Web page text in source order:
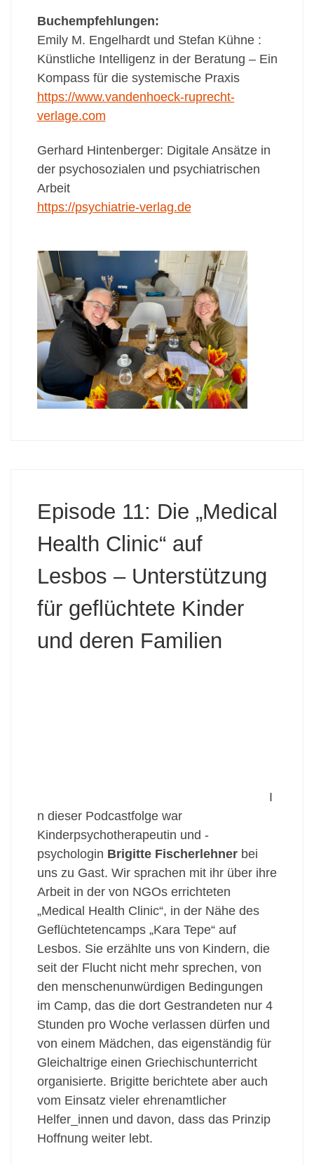
Buchempfehlungen:
Emily M. Engelhardt und Stefan Kühne :
Künstliche Intelligenz in der Beratung – Ein
Kompass für die systemische Praxis
https://www.vandenhoeck-ruprecht-
verlage.com
Gerhard Hintenberger: Digitale Ansätze in
der psychosozialen und psychiatrischen
Arbeit
https://psychiatrie-verlag.de
Episode 11: Die „Medical
Health Clinic“ auf
Lesbos – Unterstützung
für geflüchtete Kinder
und deren Familien
I
n dieser Podcastfolge war
Kinderpsychotherapeutin und -
psychologin Brigitte Fischerlehnerbei
uns zu Gast. Wir sprachen mit ihr über ihre
Arbeit in der von NGOs errichteten
„Medical Health Clinic“, in der Nähe des
Geflüchtetencamps „Kara Tepe“ auf
Lesbos. Sie erzählte uns von Kindern, die
seit der Flucht nicht mehr sprechen, von
den menschenunwürdigen Bedingungen
im Camp, das die dort Gestrandeten nur 4
Stunden pro Woche verlassen dürfen und
von einem Mädchen, das eigenständig für
Gleichaltrige einen Griechischunterricht
organisierte. Brigitte berichtete aber auch
vom Einsatz vieler ehrenamtlicher
Helfer_innen und davon, dass das Prinzip
Hoffnung weiter lebt.